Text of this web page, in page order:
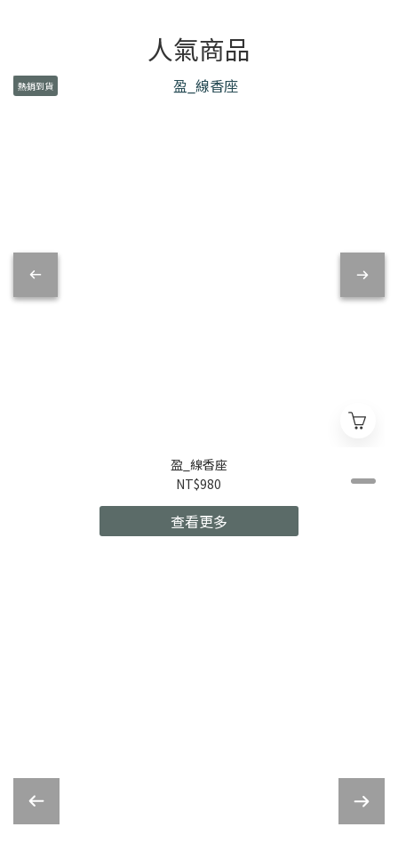
人氣商品
熱銷到貨
盈_線香座
NT$980
查看更多